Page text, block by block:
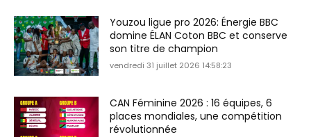
Youzou ligue pro 2026: Énergie BBC
domine ÉLAN Coton BBC et conserve
son titre de champion
vendredi 31 juillet 2026 14:58:23
CAN Féminine 2026 : 16 équipes, 6
places mondiales, une compétition
révolutionnée